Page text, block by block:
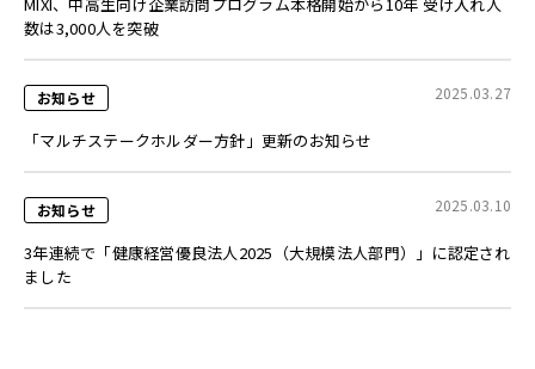
数は3,000人を突破
お知らせ 2025.03.27
「マルチステークホルダー方針」更新のお知らせ
お知らせ 2025.03.10
3年連続で「健康経営優良法人2025（大規模法人部門）」に認定され
ました